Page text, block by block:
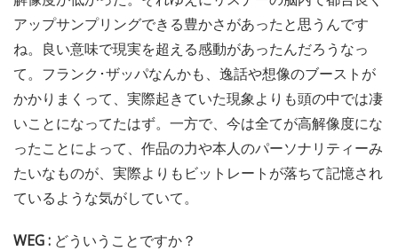
アップサンプリングできる豊かさがあったと思うんです
ね。良い意味で現実を超える感動があったんだろうなっ
て。フランク･ザッパなんかも、逸話や想像のブーストが
かかりまくって、実際起きていた現象よりも頭の中では凄
いことになってたはず。一方で、今は全てが高解像度にな
ったことによって、作品の力や本人のパーソナリティーみ
たいなものが、実際よりもビットレートが落ちて記憶され
ているような気がしていて。
WEG : どういうことですか？